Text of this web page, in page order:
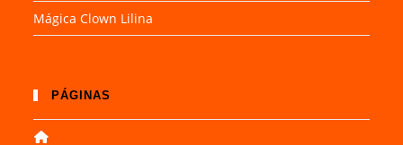
Mágica Clown Lilina
PÁGINAS